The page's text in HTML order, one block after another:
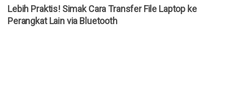
Lebih Praktis! Simak Cara Transfer File Laptop ke
Perangkat Lain via Bluetooth